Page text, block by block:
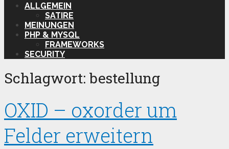
ALLGEMEIN
SATIRE
MEINUNGEN
PHP & MYSQL
FRAMEWORKS
SECURITY
Schlagwort: bestellung
OXID – oxorder um
Felder erweitern